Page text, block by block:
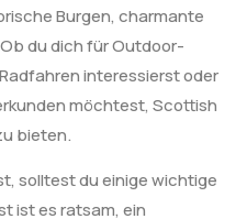
Burgen, charmante
du dich für Outdoor-
interessierst oder
möchtest, Scottish
bieten.
solltest du einige wichtige
ist es ratsam, ein